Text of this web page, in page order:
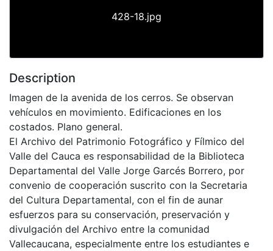
428-18.jpg
Description
Imagen de la avenida de los cerros. Se observan
vehículos en movimiento. Edificaciones en los
costados. Plano general.
El Archivo del Patrimonio Fotográfico y Fílmico del
Valle del Cauca es responsabilidad de la Biblioteca
Departamental del Valle Jorge Garcés Borrero, por
convenio de cooperación suscrito con la Secretaria
del Cultura Departamental, con el fin de aunar
esfuerzos para su conservación, preservación y
divulgación del Archivo entre la comunidad
Vallecaucana, especialmente entre los estudiantes e